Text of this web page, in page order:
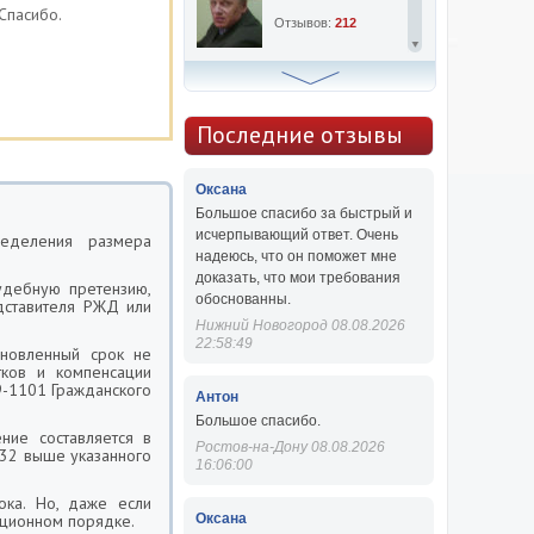
размера
претензию,
РЖД или
срок не
и компенсации
1101 Гражданского
составляется в
выше указанного
Но, даже если
порядке.
Отзывов: 212
Алексей Сергеевич
Отзывов:47
Последние отзывы
Оксана
Большое спасибо за быстрый и
исчерпывающий ответ. Очень
надеюсь, что он поможет мне
доказать, что мои требования
обоснованны.
Нижний Новогород 08.08.2026
22:58:49
Антон
Большое спасибо.
Ростов-на-Дону 08.08.2026
16:06:00
Оксана